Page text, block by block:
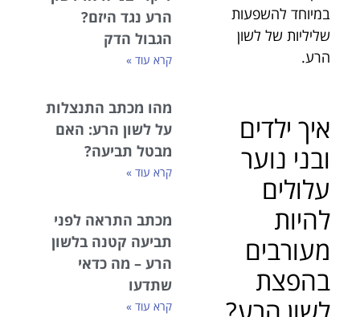
במיוחד להשפעות
שליליות של לשון
הרע.
איך ילדים
ובני נוער
עלולים
להיות
מעורבים
בהפצת
הרע נגד היזם?
הגבול הדק
קרא עוד »
מהו מכתב התנצלות
על לשון הרע: האם
מבטל תביעה?
קרא עוד »
מכתב התראה לפני
תביעה קטנה בלשון
הרע – מה כדאי
שתדעו
קרא עוד »